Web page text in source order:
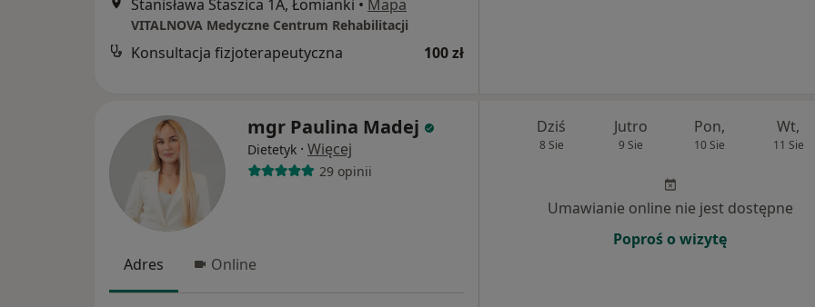
Stanisława Staszica 1A, Łomianki • Mapa
VITALNOVA Medyczne Centrum Rehabilitacji
Konsultacja fizjoterapeutyczna 100 zł
mgr Paulina Madej
Dietetyk · Więcej
29 opinii
Adres Online
Dziś
8 Sie
Jutro
9 Sie
Pon,
10 Sie
Wt,
11 Sie
Umawianie online nie jest dostępne
Poproś o wizytę